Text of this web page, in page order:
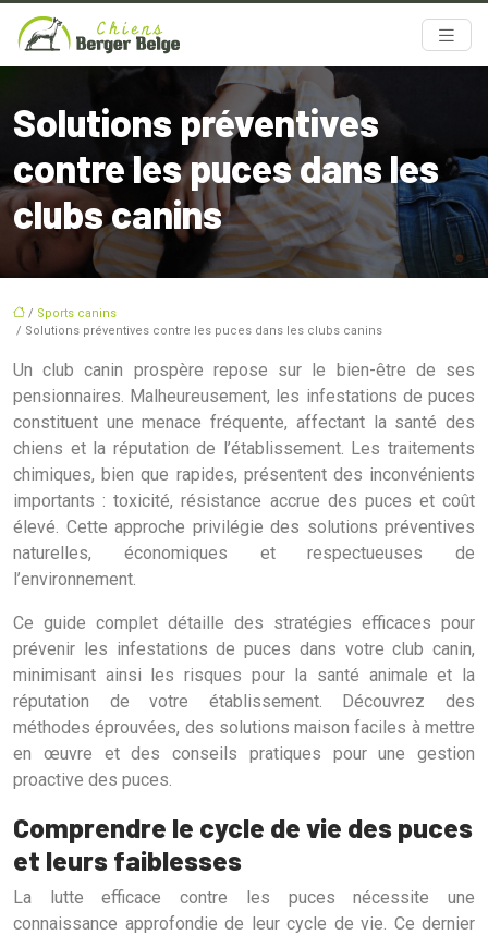
Solutions préventives
contre les puces dans les
clubs canins
/ Sports canins
/ Solutions préventives contre les puces dans les clubs canins
Un club canin prospère repose sur le bien-être de ses
pensionnaires. Malheureusement, les infestations de puces
constituent une menace fréquente, affectant la santé des
chiens et la réputation de l’établissement. Les traitements
chimiques, bien que rapides, présentent des inconvénients
importants : toxicité, résistance accrue des puces et coût
élevé. Cette approche privilégie des solutions préventives
naturelles, économiques et respectueuses de
l’environnement.
Ce guide complet détaille des stratégies efficaces pour
prévenir les infestations de puces dans votre club canin,
minimisant ainsi les risques pour la santé animale et la
réputation de votre établissement. Découvrez des
méthodes éprouvées, des solutions maison faciles à mettre
en œuvre et des conseils pratiques pour une gestion
proactive des puces.
Comprendre le cycle de vie des puces
et leurs faiblesses
La lutte efficace contre les puces nécessite une
connaissance approfondie de leur cycle de vie. Ce dernier